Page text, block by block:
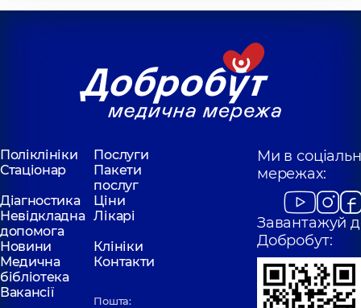
Поліклініки
Послуги
Стаціонар
Пакети
послуг
Діагностика
Ціни
Невідкладна
допомога
Лікарі
Новини
Клініки
Медична
бібліотека
Контакти
Вакансії
Пошта:
Ми в
мережах:
Завантажуй
Добробут: